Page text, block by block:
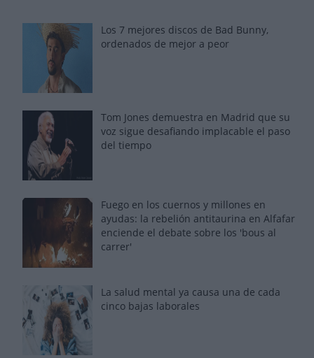
Los 7 mejores discos de Bad Bunny,
ordenados de mejor a peor
Tom Jones demuestra en Madrid que su
voz sigue desafiando implacable el paso
del tiempo
Fuego en los cuernos y millones en
ayudas: la rebelión antitaurina en Alfafar
enciende el debate sobre los 'bous al
carrer'
La salud mental ya causa una de cada
cinco bajas laborales